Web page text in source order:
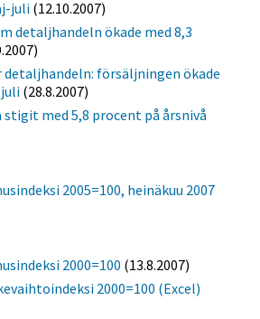
juli (12.10.2007)
detaljhandeln ökade med 8,3
försäljningen ökade
(28.8.2007)
med 5,8 procent på årsnivå
2005=100, heinäkuu 2007
2000=100 (13.8.2007)
2000=100 (Excel)